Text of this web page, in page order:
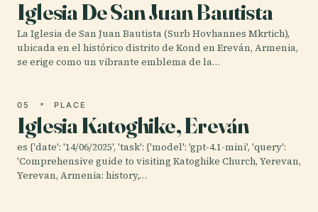
Iglesia De San Juan Bautista
La Iglesia de San Juan Bautista (Surb Hovhannes Mkrtich),
ubicada en el histórico distrito de Kond en Ereván, Armenia,
se erige como un vibrante emblema de la…
05 PLACE
Iglesia Katoghike, Ereván
es {'date': '14/06/2025', 'task': {'model': 'gpt-4.1-mini', 'query':
'Comprehensive guide to visiting Katoghike Church, Yerevan,
Yerevan, Armenia: history,…